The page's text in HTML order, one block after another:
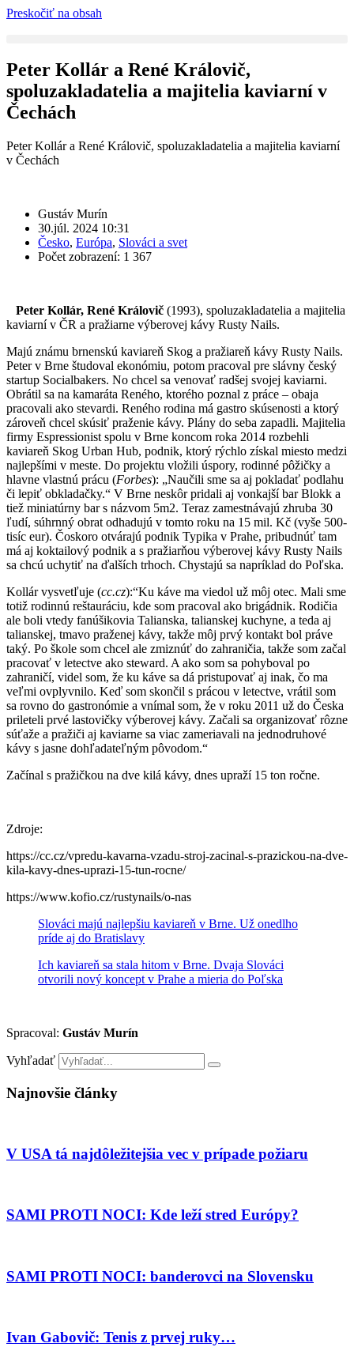
Preskočiť na obsah
Peter Kollár a René Královič,
spoluzakladatelia a majitelia kaviarní v
Čechách
Peter Kollár a René Královič, spoluzakladatelia a majitelia kaviarní
v Čechách
Gustáv Murín
30.júl. 2024 10:31
Česko, Európa, Slováci a svet
Počet zobrazení: 1 367
Peter Kollár, René Královič (1993), spoluzakladatelia a majitelia
kaviarní v ČR a pražiarne výberovej kávy Rusty Nails.
Majú známu brnenskú kaviareň Skog a pražiareň kávy Rusty Nails.
Peter v Brne študoval ekonómiu, potom pracoval pre slávny český
startup Socialbakers. No chcel sa venovať radšej svojej kaviarni.
Obrátil sa na kamaráta Reného, ktorého poznal z práce – obaja
pracovali ako stevardi. Reného rodina má gastro skúsenosti a ktorý
zároveň chcel skúsiť praženie kávy. Plány do seba zapadli. Majitelia
firmy Espressionist spolu v Brne koncom roka 2014 rozbehli
kaviareň Skog Urban Hub, podnik, ktorý rýchlo získal miesto medzi
najlepšími v meste. Do projektu vložili úspory, rodinné pôžičky a
hlavne vlastnú prácu (Forbes): „Naučili sme sa aj pokladať podlahu
či lepiť obkladačky.“ V Brne neskôr pridali aj vonkajší bar Blokk a
tiež miniatúrny bar s názvom 5m2. Teraz zamestnávajú zhruba 30
ľudí, súhrnný obrat odhadujú v tomto roku na 15 mil. Kč (vyše 500-
tisíc eur). Čoskoro otvárajú podnik Typika v Prahe, pribudnúť tam
má aj koktailový podnik a s pražiarňou výberovej kávy Rusty Nails
sa chcú uchytiť na ďalších trhoch. Chystajú sa napríklad do Poľska.
Kollár vysvetľuje (cc.cz):“Ku káve ma viedol už môj otec. Mali sme
totiž rodinnú reštauráciu, kde som pracoval ako brigádnik. Rodičia
ale boli vtedy fanúšikovia Talianska, talianskej kuchyne, a teda aj
talianskej, tmavo praženej kávy, takže môj prvý kontakt bol práve
taký. Po škole som chcel ale zmiznúť do zahraničia, takže som začal
pracovať v letectve ako steward. A ako som sa pohyboval po
zahraničí, videl som, že ku káve sa dá pristupovať aj inak, čo ma
veľmi ovplyvnilo. Keď som skončil s prácou v letectve, vrátil som
sa rovno do gastronómie a vnímal som, že v roku 2011 už do Česka
prileteli prvé lastovičky výberovej kávy. Začali sa organizovať rôzne
súťaže a pražiči aj kaviarne sa viac zameriavali na jednodruhové
kávy s jasne dohľadateľným pôvodom.“
Začínal s pražičkou na dve kilá kávy, dnes upraží 15 ton ročne.
Zdroje:
https://cc.cz/vpredu-kavarna-vzadu-stroj-zacinal-s-prazickou-na-dve-
kila-kavy-dnes-uprazi-15-tun-rocne/
https://www.kofio.cz/rustynails/o-nas
Slováci majú najlepšiu kaviareň v Brne. Už onedlho
príde aj do Bratislavy
Ich kaviareň sa stala hitom v Brne. Dvaja Slováci
otvorili nový koncept v Prahe a mieria do Poľska
Spracoval: Gustáv Murín
Vyhľadať
Najnovšie články
V USA tá najdôležitejšia vec v prípade požiaru
SAMI PROTI NOCI: Kde leží stred Európy?
SAMI PROTI NOCI: banderovci na Slovensku
Ivan Gabovič: Tenis z prvej ruky…